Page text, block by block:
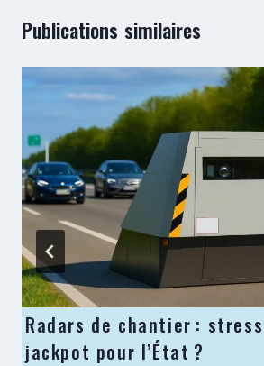
Publications similaires
Radars de chantier :
jackpot pour l’État ?